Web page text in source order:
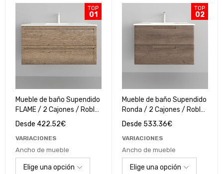
TOP
01
Mueble de baño Supendido
FLAME / 2 Cajones / Roble
Alba
Desde 422.52€
VARIACIONES
Ancho de mueble
TOP
02
Mueble de baño Supendido
Ronda / 2 Cajones / Roble
Romance
Desde 533.36€
VARIACIONES
Ancho de mueble